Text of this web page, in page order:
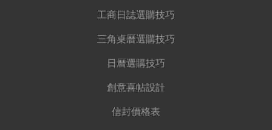
工商日誌選購技巧
三角桌曆選購技巧
日曆選購技巧
創意喜帖設計
信封價格表